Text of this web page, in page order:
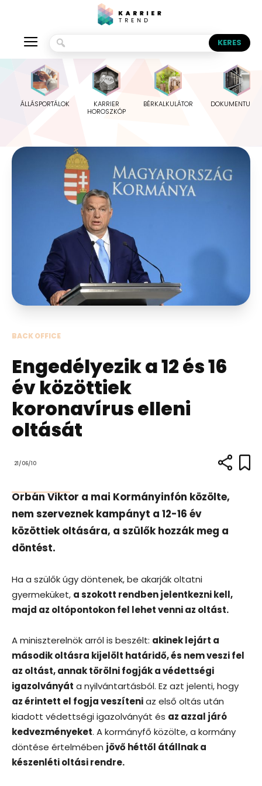
ÁLLÁSPORTÁLOK
KARRIER
HOROSZKÓP
BÉRKALKULÁTOR
BACK OFFICE
Engedélyezik a 12 és 16
év közöttiek
koronavírus elleni
oltását
21/06/10
Orbán Viktor a mai Kormányinfón közölte,
nem szerveznek kampányt a 12-16 év
közöttiek oltására, a szülők hozzák meg a
döntést.
Ha a szülők úgy döntenek, be akarják oltatni
gyermeküket, a szokott rendben jelentkezni kell,
majd az oltópontokon fel lehet venni az oltást.
A miniszterelnök arról is beszélt: akinek lejárt a
második oltásra kijelölt határidő, és nem veszi fel
az oltást, annak törölni fogják a védettségi
igazolványát a nyilvántartásból. Ez azt jelenti, hogy
az érintett el fogja veszíteniaz első oltás után
kiadott védettségi igazolványát és az azzal járó
kedvezményeket. A kormányfő közölte, a kormány
döntése értelmében jövő héttől átállnak a
készenléti oltási rendre.